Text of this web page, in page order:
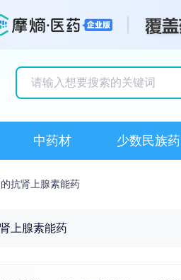
中药材 少数民族药
抗肾上腺素能药
上腺素能药